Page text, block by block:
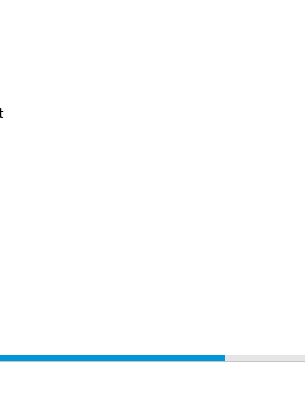
in de wasmachine. Zo blijven ze
de sneakers helemaal af. Tijd om op pad